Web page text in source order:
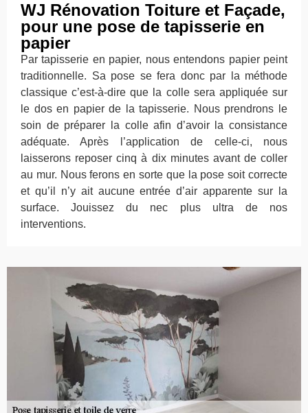
WJ Rénovation Toiture et Façade,
pour une pose de tapisserie en
papier
Par tapisserie en papier, nous entendons papier peint
traditionnelle. Sa pose se fera donc par la méthode
classique c’est-à-dire que la colle sera appliquée sur
le dos en papier de la tapisserie. Nous prendrons le
soin de préparer la colle afin d’avoir la consistance
adéquate. Après l’application de celle-ci, nous
laisserons reposer cinq à dix minutes avant de coller
au mur. Nous ferons en sorte que la pose soit correcte
et qu’il n’y ait aucune entrée d’air apparente sur la
surface. Jouissez du nec plus ultra de nos
interventions.